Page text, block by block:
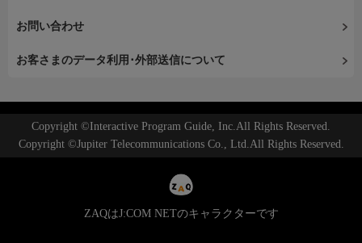
お問い合わせ
お客さまのデータ利用･外部送信について
Copyright ©Interactive Program Guide, Inc.All Rights Reserved.
Copyright ©Jupiter Telecommunications Co., Ltd.All Rights Reserved.
ZAQはJ:COM NETのキャラクターです